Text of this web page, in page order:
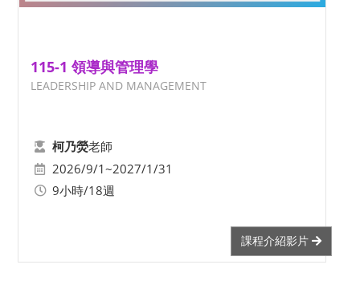
115-1 領導與管理學
LEADERSHIP AND MANAGEMENT
柯乃熒老師
2026/9/1~2027/1/31
9小時/18週
課程介紹影片